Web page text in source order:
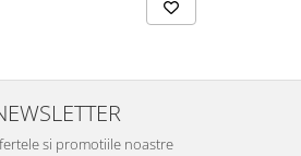
si promotiile noastre